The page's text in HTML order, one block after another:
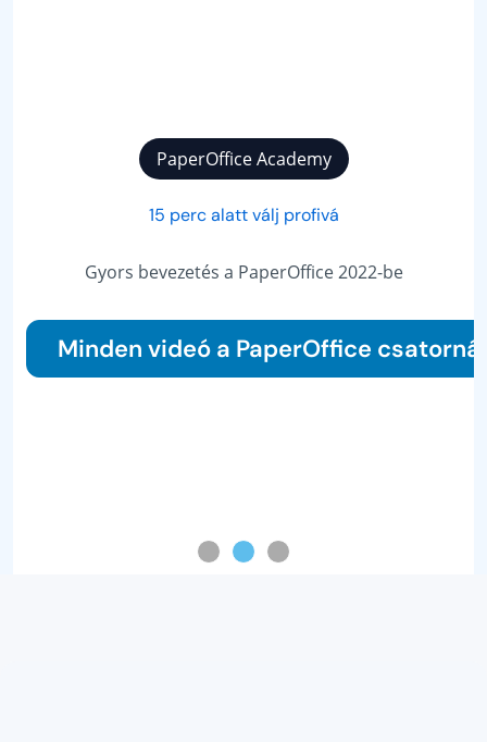
PaperOffice Academy
15 perc alatt válj profivá
bevezetés a PaperOffice 2022-be
videó a PaperOffice csatornájában